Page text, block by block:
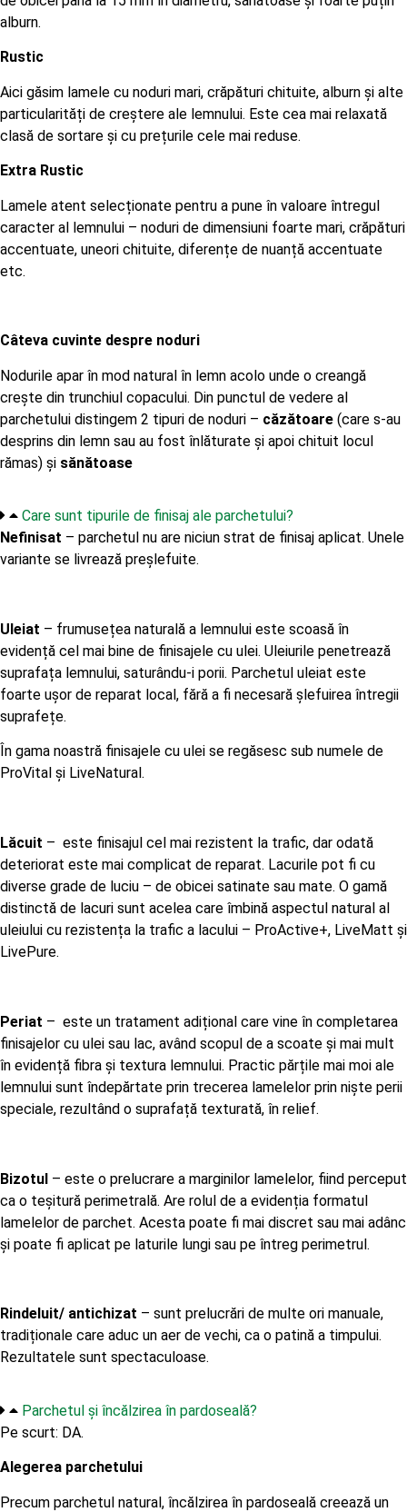
alburn.
Rustic
Aici găsim lamele cu noduri mari, crăpături chituite, alburn și alte
particularități de creștere ale lemnului. Este cea mai relaxată
clasă de sortare și cu prețurile cele mai reduse.
Extra Rustic
Lamele atent selecționate pentru a pune în valoare întregul
caracter al lemnului – noduri de dimensiuni foarte mari, crăpături
accentuate, uneori chituite, diferențe de nuanță accentuate
etc.
Câteva cuvinte despre noduri
Nodurile apar în mod natural în lemn acolo unde o creangă
crește din trunchiul copacului. Din punctul de vedere al
parchetului distingem 2 tipuri de noduri – căzătoare (care s-au
desprins din lemn sau au fost înlăturate și apoi chituit locul
rămas) și sănătoase
Care sunt tipurile de finisaj ale parchetului?
Nefinisat – parchetul nu are niciun strat de finisaj aplicat. Unele
variante se livrează preșlefuite.
Uleiat – frumusețea naturală a lemnului este scoasă în
evidență cel mai bine de finisajele cu ulei. Uleiurile penetrează
suprafața lemnului, saturându-i porii. Parchetul uleiat este
foarte ușor de reparat local, fără a fi necesară șlefuirea întregii
suprafețe.
În gama noastră finisajele cu ulei se regăsesc sub numele de
ProVital și LiveNatural.
Lăcuit – este finisajul cel mai rezistent la trafic, dar odată
deteriorat este mai complicat de reparat. Lacurile pot fi cu
diverse grade de luciu – de obicei satinate sau mate. O gamă
distinctă de lacuri sunt acelea care îmbină aspectul natural al
uleiului cu rezistența la trafic a lacului – ProActive+, LiveMatt și
LivePure.
Periat – este un tratament adițional care vine în completarea
finisajelor cu ulei sau lac, având scopul de a scoate și mai mult
în evidență fibra și textura lemnului. Practic părțile mai moi ale
lemnului sunt îndepărtate prin trecerea lamelelor prin niște perii
speciale, rezultând o suprafață texturată, în relief.
Bizotul – este o prelucrare a marginilor lamelelor, fiind perceput
ca o teșitură perimetrală. Are rolul de a evidenția formatul
lamelelor de parchet. Acesta poate fi mai discret sau mai adânc
și poate fi aplicat pe laturile lungi sau pe întreg perimetrul.
Rindeluit/ antichizat – sunt prelucrări de multe ori manuale,
tradiționale care aduc un aer de vechi, ca o patină a timpului.
Rezultatele sunt spectaculoase.
Parchetul și încălzirea în pardoseală?
Pe scurt: DA.
Alegerea parchetului
Precum parchetul natural, încălzirea în pardoseală creează un